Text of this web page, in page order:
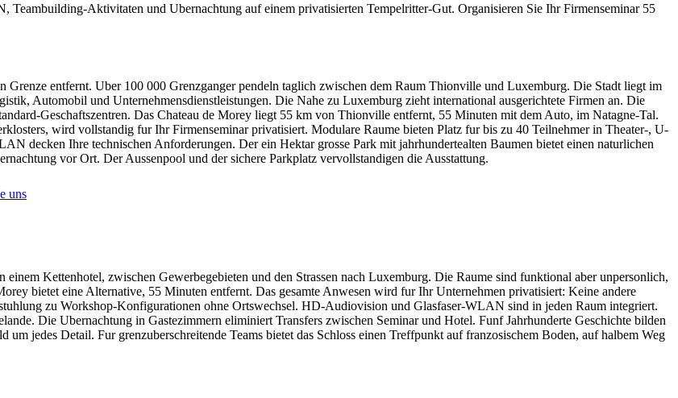
Aktivitaten und Ubernachtung auf einem privatisierten Tempelritter-Gut. Organisieren Sie Ihr Firmenseminar 55
entfernt. Uber 100 000 Grenzganger pendeln taglich zwischen dem Raum Thionville und Luxemburg. Die Stadt liegt im
Automobil und Unternehmensdienstleistungen. Die Nahe zu Luxemburg zieht international ausgerichtete Firmen an. Die
Geschaftszentren. Das Chateau de Morey liegt 55 km von Thionville entfernt, 55 Minuten mit dem Auto, im Natagne-Tal.
wird vollstandig fur Ihr Firmenseminar privatisiert. Modulare Raume bieten Platz fur bis zu 40 Teilnehmer in Theater-, U-
decken Ihre technischen Anforderungen. Der ein Hektar grosse Park mit jahrhundertealten Baumen bietet einen naturlichen
vor Ort. Der Aussenpool und der sichere Parkplatz vervollstandigen die Ausstattung.
uns
Kettenhotel, zwischen Gewerbegebieten und den Strassen nach Luxemburg. Die Raume sind funktional aber unpersonlich,
bietet eine Alternative, 55 Minuten entfernt. Das gesamte Anwesen wird fur Ihr Unternehmen privatisiert: Keine andere
zu Workshop-Konfigurationen ohne Ortswechsel. HD-Audiovision und Glasfaser-WLAN sind in jeden Raum integriert.
Die Ubernachtung in Gastezimmern eliminiert Transfers zwischen Seminar und Hotel. Funf Jahrhunderte Geschichte bilden
jedes Detail. Fur grenzuberschreitende Teams bietet das Schloss einen Treffpunkt auf franzosischem Boden, auf halbem Weg